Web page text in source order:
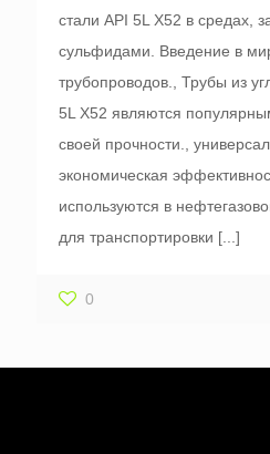
стали API 5L X52 в средах,
сульфидами. Введение в
трубопроводов., Трубы из
5L X52 являются
своей прочности.,
экономическая
используются в
для транспортировки [...]
0